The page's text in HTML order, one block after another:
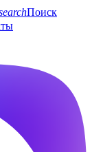
Поиск